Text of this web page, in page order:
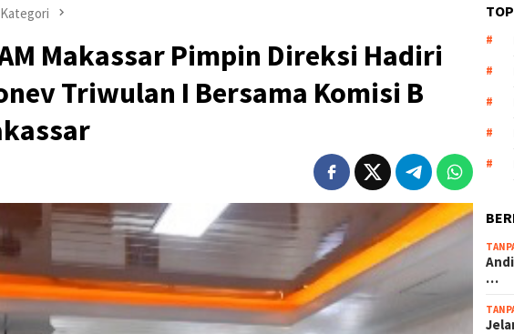
Makassar Pimpin Direksi Hadiri
Triwulan I Bersama Komisi B
…